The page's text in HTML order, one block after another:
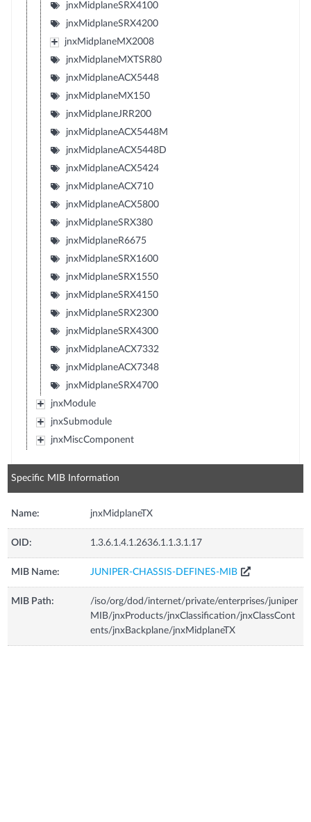
jnxMidplaneSRX4100
jnxMidplaneSRX4200
jnxMidplaneMX2008
jnxMidplaneMXTSR80
jnxMidplaneACX5448
jnxMidplaneMX150
jnxMidplaneJRR200
jnxMidplaneACX5448M
jnxMidplaneACX5448D
jnxMidplaneACX5424
jnxMidplaneACX710
jnxMidplaneACX5800
jnxMidplaneSRX380
jnxMidplaneR6675
jnxMidplaneSRX1600
jnxMidplaneSRX1550
jnxMidplaneSRX4150
jnxMidplaneSRX2300
jnxMidplaneSRX4300
jnxMidplaneACX7332
jnxMidplaneACX7348
jnxMidplaneSRX4700
jnxModule
jnxSubmodule
jnxMiscComponent
Specific MIB Information
Name: jnxMidplaneTX
OID: 1.3.6.1.4.1.2636.1.1.3.1.17
MIB Name: JUNIPER-CHASSIS-DEFINES-MIB
MIB Path:
/iso/org/dod/internet/private/enterprises/juniper
MIB/jnxProducts/jnxClassification/jnxClassCont
ents/jnxBackplane/jnxMidplaneTX